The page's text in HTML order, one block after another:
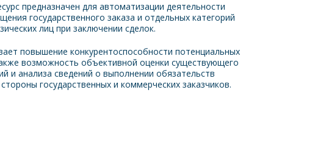
предназначен для автоматизации деятельности
государственного заказа и отдельных категорий
лиц при заключении сделок.
повышение конкурентоспособности потенциальных
возможность объективной оценки существующего
и анализа сведений о выполнении обязательств
государственных и коммерческих заказчиков.